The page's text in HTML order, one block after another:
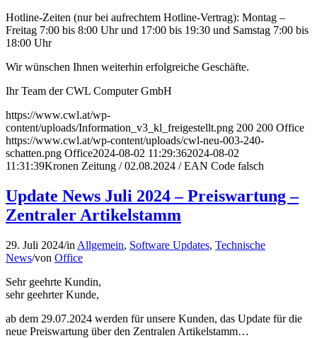
Hotline-Zeiten (nur bei aufrechtem Hotline-Vertrag): Montag –
Freitag 7:00 bis 8:00 Uhr und 17:00 bis 19:30 und Samstag 7:00 bis
18:00 Uhr
Wir wünschen Ihnen weiterhin erfolgreiche Geschäfte.
Ihr Team der CWL Computer GmbH
https://www.cwl.at/wp-
content/uploads/Information_v3_kl_freigestellt.png 200 200 Office
https://www.cwl.at/wp-content/uploads/cwl-neu-003-240-
schatten.png Office2024-08-02 11:29:362024-08-02
11:31:39Kronen Zeitung / 02.08.2024 / EAN Code falsch
Update News Juli 2024 – Preiswartung –
Zentraler Artikelstamm
29. Juli 2024/in Allgemein, Software Updates, Technische
News/von Office
Sehr geehrte Kundin,
sehr geehrter Kunde,
ab dem 29.07.2024 werden für unsere Kunden, das Update für die
neue Preiswartung über den Zentralen Artikelstamm…